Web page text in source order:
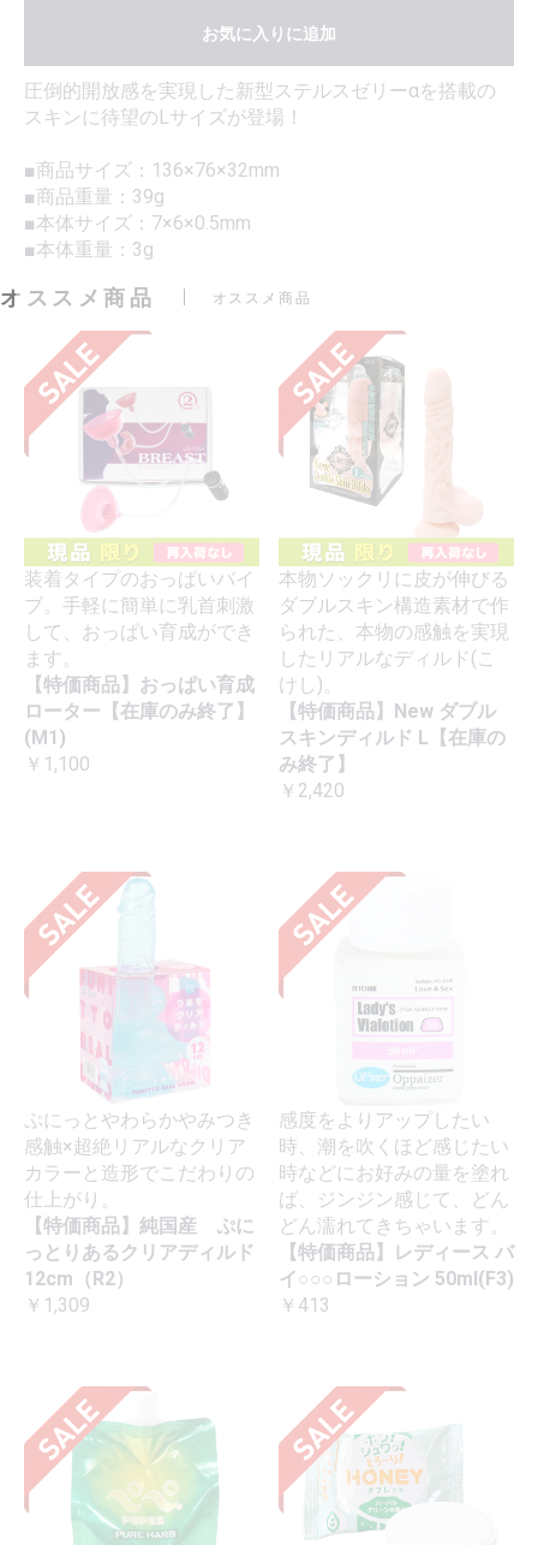
お気に入りに追加
圧倒的開放感を実現した新型ステルスゼリーαを搭載の
スキンに待望のLサイズが登場！
■商品サイズ：136×76×32mm
■商品重量：39g
■本体サイズ：7×6×0.5mm
■本体重量：3g
オススメ商品 オススメ商品
装着タイプのおっぱいバイ
ブ。手軽に簡単に乳首刺激
して、おっぱい育成ができ
ます。
【特価商品】おっぱい育成
ローター【在庫のみ終了】
(M1)
￥1,100
本物ソックリに皮が伸びる
ダブルスキン構造素材で作
られた、本物の感触を実現
したリアルなディルド(こ
けし)。
【特価商品】New ダブル
スキンディルド L【在庫の
み終了】
￥2,420
ぷにっとやわらかやみつき
感触×超絶リアルなクリア
カラーと造形でこだわりの
仕上がり。
【特価商品】純国産 ぷに
っとりあるクリアディルド
12cm（R2）
￥1,309
感度をよりアップしたい
時、潮を吹くほど感じたい
時などにお好みの量を塗れ
ば、ジンジン感じて、どん
どん濡れてきちゃいます。
【特価商品】レディース バ
イ○○○ローション 50ml(F3)
￥413